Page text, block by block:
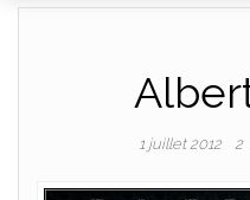
1 juillet 2012 2